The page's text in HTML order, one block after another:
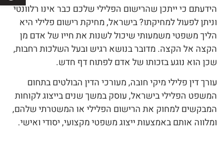
הידעתם כי ייתכן שהרישום הפלילי שלכם כבר אינו רלוונטי
וניתן לפעול למחיקתו? בישראל, מחיקת רישום פלילי היא
הליך משפטי משמעותי שיכול לשנות את חייו של אדם מן
הקצה אל הקצה. מדובר בנושא רגיש ובעל השלכות רחבות,
שכן הוא נוגע בזכותו של אדם לפתוח דף חדש.
עורך דין פלילי מיקי חובה, מעורכי הדין הבולטים בתחום
המשפט הפלילי בישראל, עוסק במשך שנים בייצוג לקוחות
המבקשים למחוק את הרישום הפלילי או המשטרתי שלהם,
ומלווה אותם באמצעות ייצוג משפטי מקצועי, יסודי ואישי.